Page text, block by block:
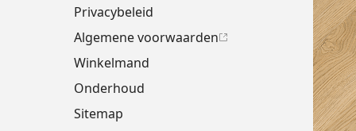
Privacybeleid
Algemene voorwaarden
Winkelmand
Onderhoud
Sitemap